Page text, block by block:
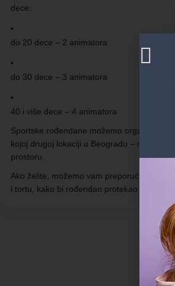
dece:
do 20 dece – 2 animatora
do 30 dece – 3 animatora
40 i više dece – 4 animatora
Sportske rođendane možemo organizovati
kojoj drugoj lokaciji u Beogradu – dvorištu,
prostoru.
Ako želite, možemo vam preporučiti i
i tortu, kako bi rođendan protekao bez